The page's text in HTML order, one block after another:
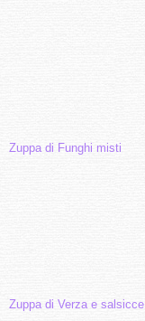
Zuppa di Funghi misti
Zuppa di Verza e salsicce